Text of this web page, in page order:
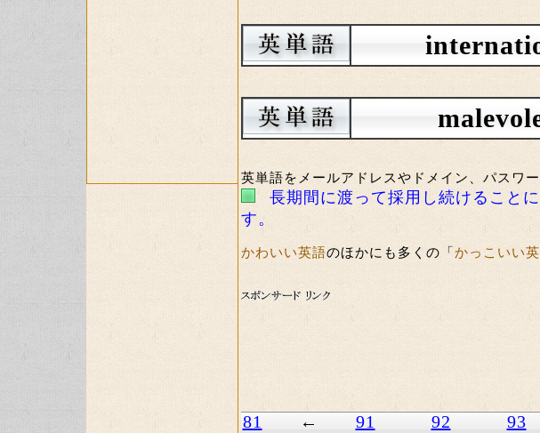
英単語をメールアドレスやドメイン、パスワ
長期間に渡って採用し続けること
す。
かわいい英語のほかにも多くの「 かっこいい
81 ← 91 92 93